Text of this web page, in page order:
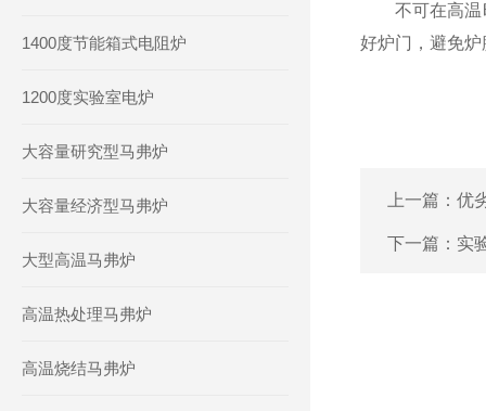
1400度节能箱式电阻炉
1200度实验室电炉
大容量研究型马弗炉
大容量经济型马弗炉
大型高温马弗炉
高温热处理马弗炉
高温烧结马弗炉
不可在高温时
好炉门，避免
上一篇： 优
下一篇： 实